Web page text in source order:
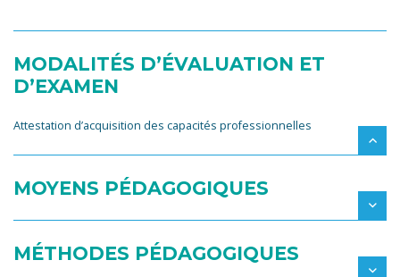
MODALITÉS D’ÉVALUATION ET
D’EXAMEN
Attestation d’acquisition des capacités professionnelles
MOYENS PÉDAGOGIQUES
MÉTHODES PÉDAGOGIQUES